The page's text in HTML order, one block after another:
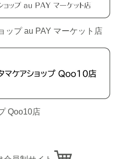
ップ au PAY マーケット店
Qoo10店